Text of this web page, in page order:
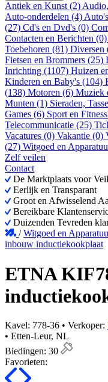
Antiek en Kunst (2)
Auto-onderdelen (4)
(27) Cd's en Dvd's (0)
Contacten en Berichten (0)
Toebehoren (81) Diversen
Fietsen en Brommers (25)
Inrichting (1107) Huizen
Kinderen en Baby's (104)
(138) Motoren (6) Muziek
Munten (1) Sieraden,
Games (6) Sport en
Telecommunicatie (25)
Vacatures (0) Vakantie (0)
(27) Witgoed en
Zelf veilen
Contact
De Marktplaats voor
Eerlijk en Transparant
Groot en Afwisselend
Bereikbare
Duizenden Tevreden
/Witgoed en
inbouw inductiekookplaat
ETNA
Kavel: 778-36 • Verkoper:
• Etten-Leur, NL
Biedingen: 30
Favorieten: